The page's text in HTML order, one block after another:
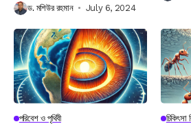
ড. মশিউর রহমান July 6, 2024
পরিবেশ ও পৃথিবী চিকিৎসা